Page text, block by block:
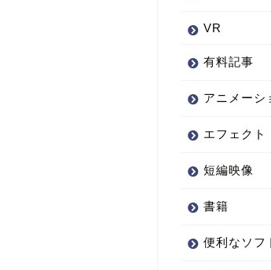
VR
有料記事
アニメーシ
エフェクト
短編映像
書籍
便利なソフ